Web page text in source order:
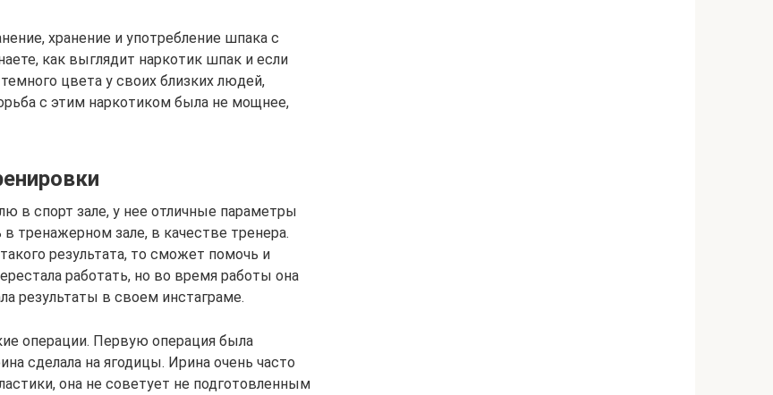
хранение и употребление шпака с
как выглядит наркотик шпак и если
цвета у своих близких людей,
с этим наркотиком была не мощнее,
в спорт зале, у нее отличные параметры
тренажерном зале, в качестве тренера.
результата, то сможет помочь и
работать, но во время работы она
результаты в своем инстаграме.
операции. Первую операция была
сделала на ягодицы. Ирина очень часто
она не советует не подготовленным